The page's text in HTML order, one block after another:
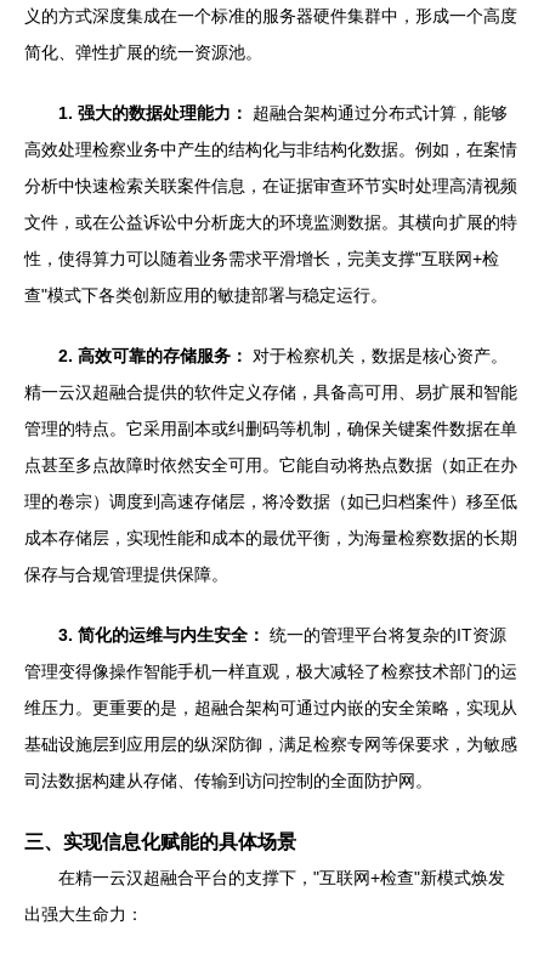
义的方式深度集成在一个标准的服务器硬件集群中，形成一个高度
简化、弹性扩展的统一资源池。
1. 强大的数据处理能力：
超融合架构通过分布式计算，能够
高效处理检察业务中产生的结构化与非结构化数据。例如，在案情
分析中快速检索关联案件信息，在证据审查环节实时处理高清视频
文件，或在公益诉讼中分析庞大的环境监测数据。其横向扩展的特
性，使得算力可以随着业务需求平滑增长，完美支撑"互联网+检
查"模式下各类创新应用的敏捷部署与稳定运行。
2. 高效可靠的存储服务：
对于检察机关，数据是核心资产。
精一云汉超融合提供的软件定义存储，具备高可用、易扩展和智能
管理的特点。它采用副本或纠删码等机制，确保关键案件数据在单
点甚至多点故障时依然安全可用。它能自动将热点数据（如正在办
理的卷宗）调度到高速存储层，将冷数据（如已归档案件）移至低
成本存储层，实现性能和成本的最优平衡，为海量检察数据的长期
保存与合规管理提供保障。
3. 简化的运维与内生安全： 统一的管理平台将复杂的IT资源
管理变得像操作智能手机一样直观，极大减轻了检察技术部门的运
维压力。更重要的是，超融合架构可通过内嵌的安全策略，实现从
基础设施层到应用层的纵深防御，满足检察专网等保要求，为敏感
司法数据构建从存储、传输到访问控制的全面防护网。
三、实现信息化赋能的具体场景
在精一云汉超融合平台的支撑下，"互联网+检查"新模式焕发
出强大生命力：